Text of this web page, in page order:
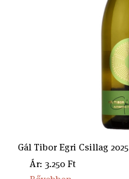
Gál Tibor Egri Csillag 2025
Ár: 3.250 Ft